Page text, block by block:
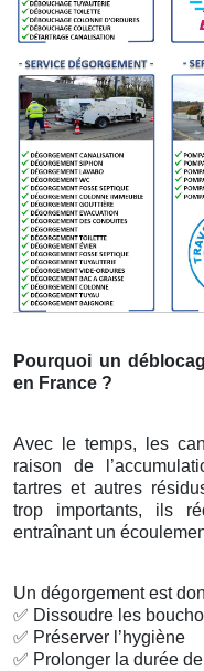
Pourquoi un
en France ?
Avec le temps, les
raison de
tartres et autres
trop importants, ils
entraînant un
Un dégorgement est
✅ Dissoudre les
✅ Préserver l’hygiène
✅ Prolonger la durée